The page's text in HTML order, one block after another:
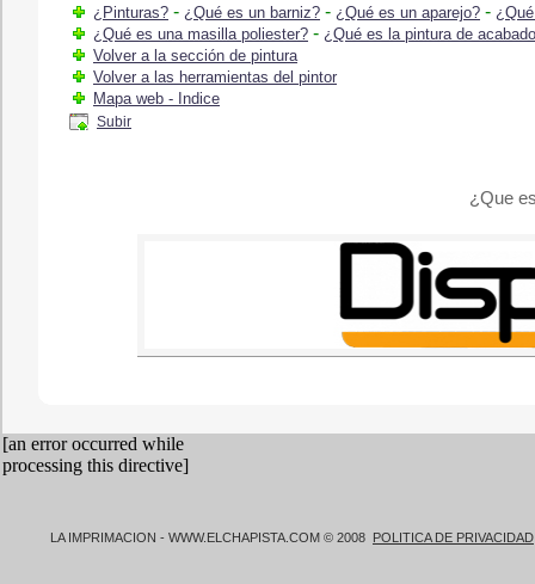
¿Pinturas? - ¿Qué es un barniz? - ¿Qué es un aparejo? -
¿Qué es una masilla poliester? - ¿Qué es la pintura de
Volver a la sección de pintura
Volver a las herramientas del pintor
Mapa web - Indice
Subir
¿Que
LA IMPRIMACION - WWW.ELCHAPISTA.COM © 2008 POLITICA DE PRIVACIDAD